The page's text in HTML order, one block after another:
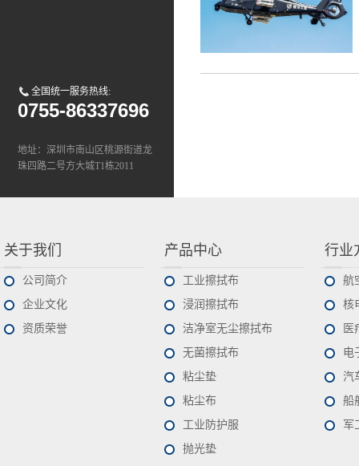
全国统一服务热线:
0755-86337696
地址：深圳市南山区桃源街道龙
珠四路二号方大城T1栋2011
关于我们
公司简介
企业文化
资质荣誉
产品中心
工业擦拭布
浸润擦拭布
洁净室无尘擦拭布
无菌擦拭布
粘尘垫
粘尘布
工业防护服
抛光垫
行业
航
核
医
电
汽
船
军